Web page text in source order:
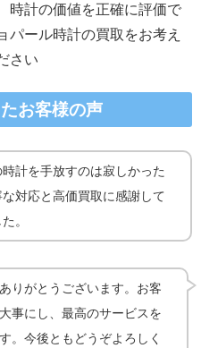
時計の価値を正確に評価で
パール時計の買取をお考え
さい
お客様の声
計を手放すのは寂しかった
対応と高価買取に感謝して
。
りがとうございます。お客
事にし、最高のサービスを
。今後ともどうぞよろしく